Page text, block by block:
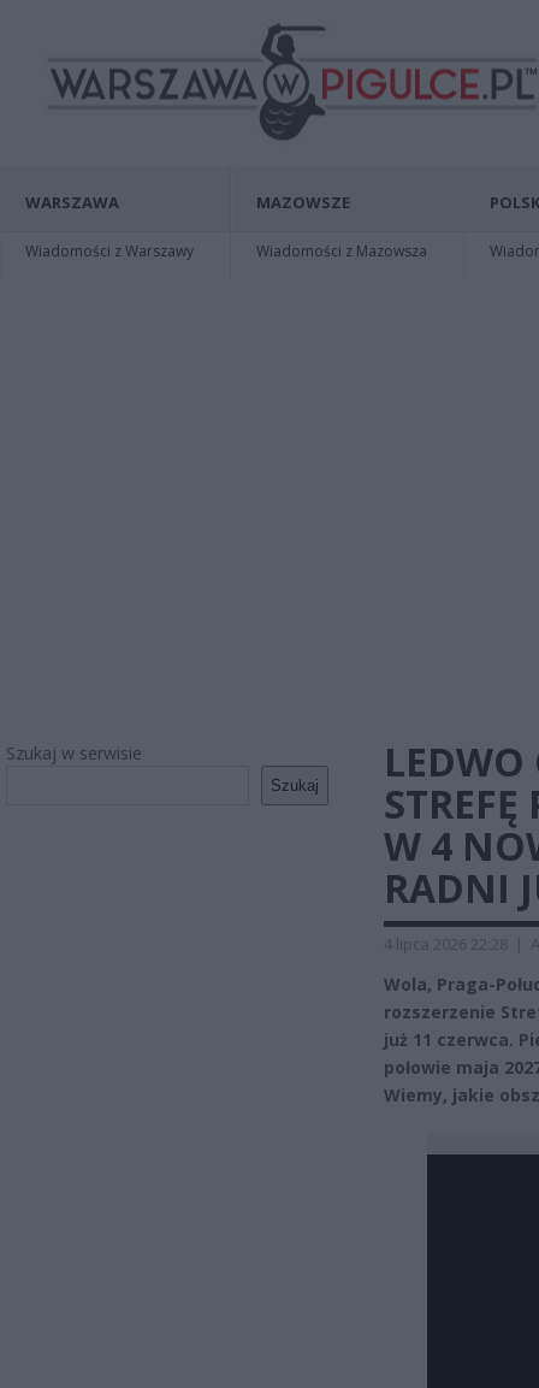
WARSZAWA
Wiadomości z Warszawy
MAZOWSZE
Wiadomości z Mazowsza
Szukaj w serwisie
Szukaj
W 4
RADNI
4 lipca 2026 22:28 |
Wola, Praga-
rozszerzenie
już 11 czerwca.
połowie maja
Wiemy, jakie